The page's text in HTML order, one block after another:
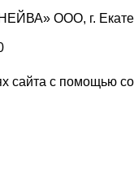
ООО, г.
сайта с помощью